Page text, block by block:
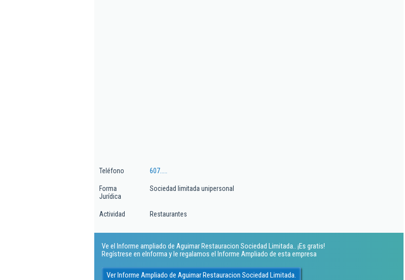
Teléfono 607.....
Forma
Jurídica
Sociedad limitada unipersonal
Actividad Restaurantes
Ve el Informe ampliado de Aguimar Restauracion Sociedad Limitada.. ¡Es gratis!
Regístrese en eInforma y le regalamos el Informe Ampliado de esta empresa
Ver Informe Ampliado de Aguimar Restauracion Sociedad Limitada.